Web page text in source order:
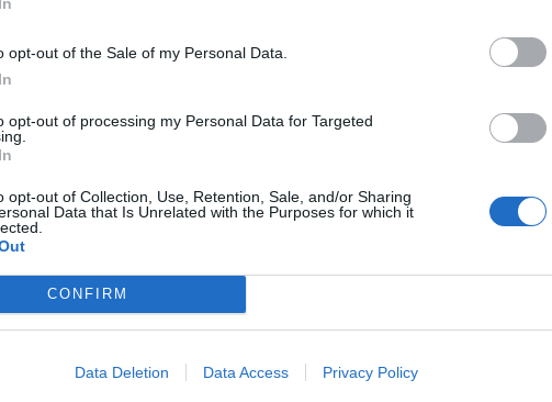
opt-out of the Sale of my Personal Data.
opt-out of processing my Personal Data for Targeted
opt-out of Collection, Use, Retention, Sale, and/or Sharing
Data that Is Unrelated with the Purposes for which it
CONFIRM
Data Deletion Data Access Privacy Policy
5 Αυγούστου 2026